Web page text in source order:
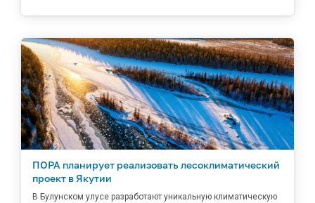
ПОРА планирует реализовать лесоклиматический
проект в Якутии
В Булунском улусе разработают уникальную климатическую